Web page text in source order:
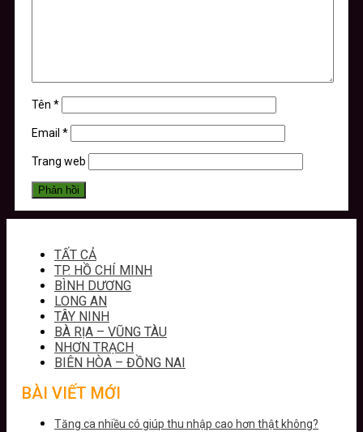
Tên *
Email *
Trang web
TẤT CẢ
TP. HỒ CHÍ MINH
BÌNH DƯƠNG
LONG AN
TÂY NINH
BÀ RỊA – VŨNG TÀU
NHƠN TRẠCH
BIÊN HÒA – ĐỒNG NAI
BÀI VIẾT MỚI
Tăng ca nhiều có giúp thu nhập cao hơn thật không?